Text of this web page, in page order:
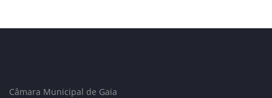
Câmara Municipal de Gaia